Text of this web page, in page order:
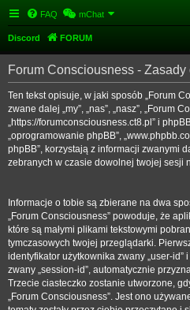
FAQ mChat
Discord FORUM
Forum Consciousness -
Ten tekst opisuje, w jaki sposób „Forum
zwane dalej „my”, „nas”, „nasz”, „Forum
„https://forumconsciousness.ct8.pl” i
„oprogramowanie phpBB”,
phpBB”, korzystają z informacji zwanymi
zebranych w czasie dowolnej twojej sesji
Informacje o tobie są zbierane na dwa
„Forum Consciousness” powoduje, że
które są małymi plikami tekstowymi
tymczasowych twojej przeglądarki.
identyfikator użytkownika zwany „user-id”
zwany „session-id”, automatycznie
Trzecie ciasteczko zostanie utworzone,
„Forum Consciousness”. Jest ono